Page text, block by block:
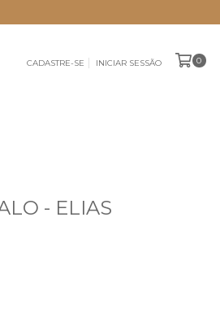
CADASTRE-SE INICIAR SESSÃO 0
- ELIAS